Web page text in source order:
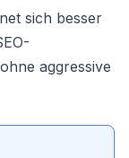
sich besser
aggressive